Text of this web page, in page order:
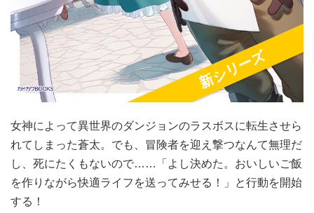
新シリーズ
女神によって異世界のダンジョンのラスボスに転生させら
れてしまった蒼太。でも、冒険者を迎え撃つなんて無理だ
し、死にたくもないので……「よし決めた。おいしいご飯
を作りながら快適ライフを送ってみせる！」と行動を開始
する！